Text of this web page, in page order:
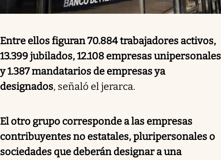
Entre ellos figuran 70.884 trabajadores activos,
13.399 jubilados, 12.108 empresas unipersonales
y 1.387 mandatarios de empresas ya
designados, señaló el jerarca.
El otro grupo corresponde a las empresas
contribuyentes no estatales, pluripersonales o
sociedades que deberán designar a una